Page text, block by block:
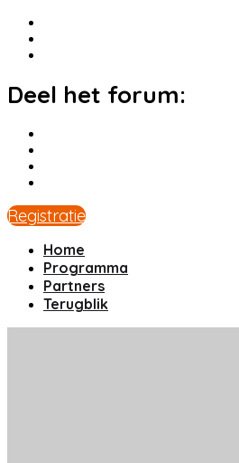
Deel het forum:
Registratie
Home
Programma
Partners
Terugblik